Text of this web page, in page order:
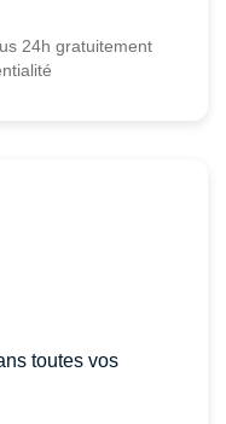
24h gratuitement
toutes vos